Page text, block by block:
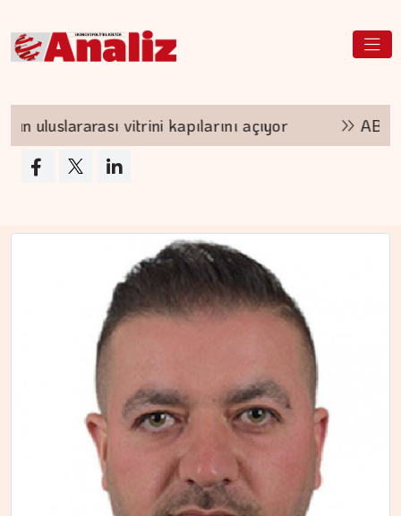
açıyor ABD'nin yeni tarifesi Türk
ÇİĞDEM MEN